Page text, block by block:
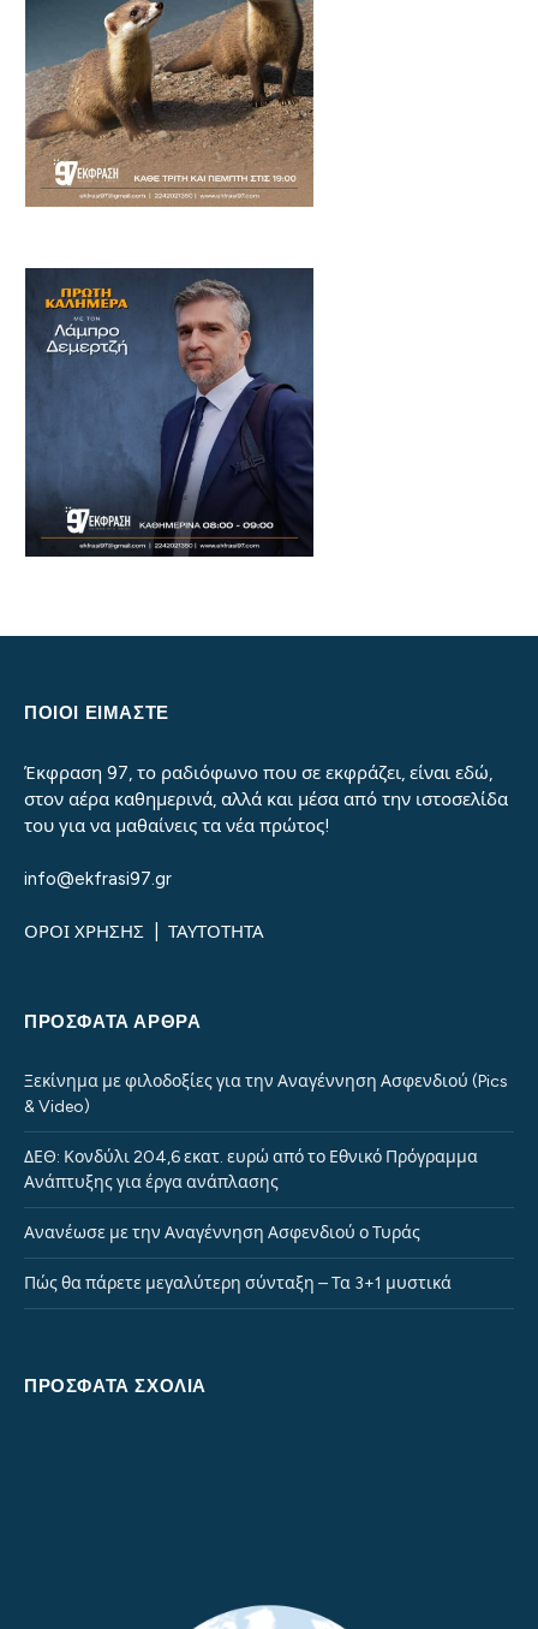
ΠΟΙΟΙ ΕΙΜΑΣΤΕ
Έκφραση 97, το ραδιόφωνο που σε εκφράζει, είναι εδώ,
στον αέρα καθημερινά, αλλά και μέσα από την ιστοσελίδα
του για να μαθαίνεις τα νέα πρώτος!
info@ekfrasi97.gr
ΟΡΟΙ ΧΡΗΣΗΣ ΤΑΥΤΟΤΗΤΑ
ΠΡΌΣΦΑΤΑ ΆΡΘΡΑ
Ξεκίνημα με φιλοδοξίες για την Αναγέννηση Ασφενδιού (Pics
& Video)
ΔΕΘ: Κονδύλι 204,6 εκατ. ευρώ από το Εθνικό Πρόγραμμα
Ανάπτυξης για έργα ανάπλασης
Ανανέωσε με την Αναγέννηση Ασφενδιού ο Τυράς
Πώς θα πάρετε μεγαλύτερη σύνταξη – Τα 3+1 μυστικά
ΠΡΌΣΦΑΤΑ ΣΧΌΛΙΑ